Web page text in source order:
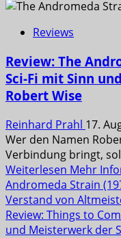
Reviews
Review: The
Sci-Fi mit Sinn
Robert Wise
Reinhard Prahl 17.
Wer den Namen
Verbindung bringt,
Weiterlesen Mehr
Andromeda Strain
Verstand von
Review: Things to
und Meisterwerk der